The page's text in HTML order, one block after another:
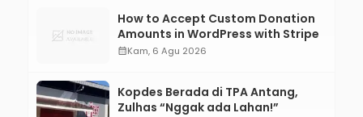
How to Accept Custom Donation
Amounts in WordPress with Stripe
calendar_monthKam, 6 Agu 2026
Kopdes Berada di TPA Antang,
Zulhas “Nggak ada Lahan!”